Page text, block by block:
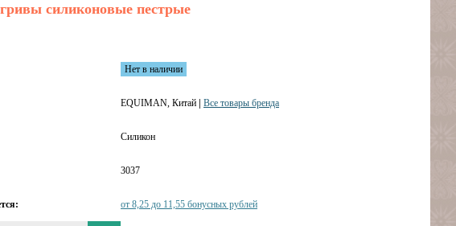
силиконовые пестрые
Нет в наличии
EQUIMAN, Китай| Все товары бренда
Силикон
3037
от 8,25 до 11,55 бонусных рублей